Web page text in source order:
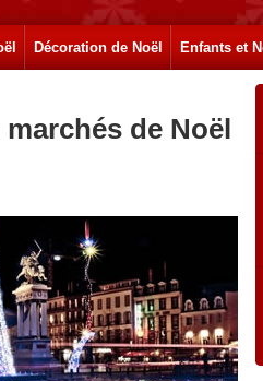
Décoration de Noël Enfants et
de Noël